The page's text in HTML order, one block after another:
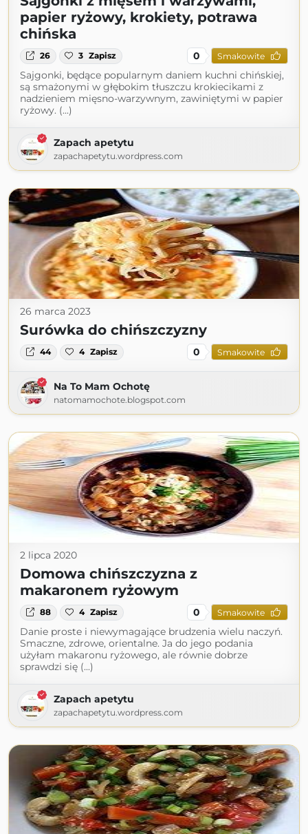
papier ryżowy, krokiety, potrawa
chińska
26 3 Zapisz 0 Smakowite
Sajgonki, będące popularnym daniem kuchni chińskiej,
są smażonymi w głębokim tłuszczu krokiecikami z
nadzieniem mięsno-warzywnym, zawiniętymi w papier
ryżowy. (...)
Zapach apetytu
zapachapetytu.wordpress.com
26 marca 2023
Surówka do chińszczyzny
44 4 Zapisz 0 Smakowite
Na To Mam Ochotę
natomamochote.blogspot.com
2 lipca 2020
Domowa chińszczyzna z
makaronem ryżowym
88 4 Zapisz 0 Smakowite
Danie proste i niewymagające brudzenia wielu naczyń.
Smaczne, zdrowe, orientalne. Ja do jego podania
użyłam makaronu ryżowego, ale równie dobrze
sprawdzi się (...)
Zapach apetytu
zapachapetytu.wordpress.com